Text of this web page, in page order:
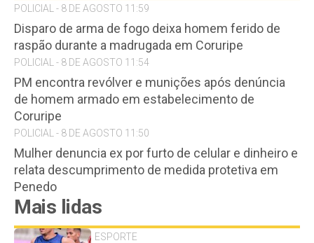
POLICIAL - 8 DE AGOSTO 11:59
Disparo de arma de fogo deixa homem ferido de
raspão durante a madrugada em Coruripe
POLICIAL - 8 DE AGOSTO 11:54
PM encontra revólver e munições após denúncia
de homem armado em estabelecimento de
Coruripe
POLICIAL - 8 DE AGOSTO 11:50
Mulher denuncia ex por furto de celular e dinheiro e
relata descumprimento de medida protetiva em
Penedo
Mais lidas
ESPORTE